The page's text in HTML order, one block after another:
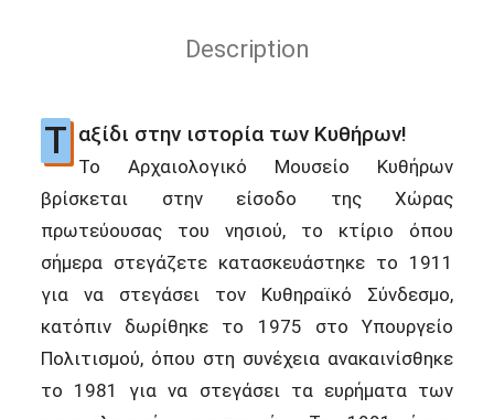
Description
Τ αξίδι στην ιστορία των Κυθήρων!
Το Αρχαιολογικό Μουσείο Κυθήρων
βρίσκεται στην είσοδο της Χώρας
πρωτεύουσας του νησιού, το κτίριο όπου
σήμερα στεγάζετε κατασκευάστηκε το 1911
για να στεγάσει τον Κυθηραϊκό Σύνδεσμο,
κατόπιν δωρίθηκε το 1975 στο Υπουργείο
Πολιτισμού, όπου στη συνέχεια ανακαινίσθηκε
το 1981 για να στεγάσει τα ευρήματα των